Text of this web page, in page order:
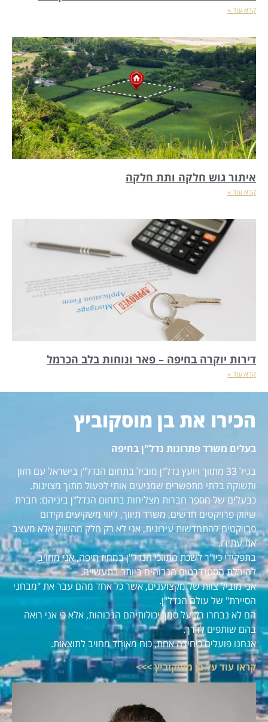
קרא עוד »
איתור גוש חלקה ותת חלקה
קרא עוד »
דירות יוקרה בחיפה – פאר ונוחות בלב הכרמל
קרא עוד »
הכירו את בן מוסקוביץ
בעלים משרד פתרונות נדל"ן בחיפה
בגיל 33 מתווך ויועץ נדל"ן מוביל בתחום הנדל"ן בישראל עם חזון
ותשוקה בלתי מתפשרים שמניעים אותי לפעול מתוך מצוינות.
כבעלים של מספר חברות מצליחות בתחום הנדל"ן ביניהם: חברת
שיווק פרויקטים חדשים, משרד תיווך, ליווי משקיעים וקידום
פרויקטים להתחדשות עירונית, אני לא רק חלק מהשוק אלא מעצב
את עתידו.
בתפקידי כיו"ר לשכת מתווכי הנדל"ן במחוז חיפה, אני מחויב
להובלת הסטנדרטים הגבוהים ביותר בתעשייה.
אני מוביל צוות של מקצוענים, אשר כל אחד מהם עבר את "מבחני
הסיירת" של עולם הנדל"ן.
הם לא נבחרו רק על סמך יכולותיהם הגבוהות, אלא כי אני רואה
בהם שותפים לדרך.
אנחנו פועלים כיחידה אחת, כוח מאוחד מחויב לתוצאות.
קראו עוד על בן מוסקוביץ >>>